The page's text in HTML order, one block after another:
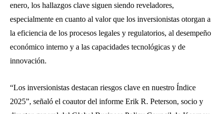
enero, los hallazgos clave siguen siendo reveladores,
especialmente en cuanto al valor que los inversionistas otorgan a
la eficiencia de los procesos legales y regulatorios, al desempeño
económico interno y a las capacidades tecnológicas y de
innovación.
“Los inversionistas destacan riesgos clave en nuestro Índice
2025”, señaló el coautor del informe Erik R. Peterson, socio y